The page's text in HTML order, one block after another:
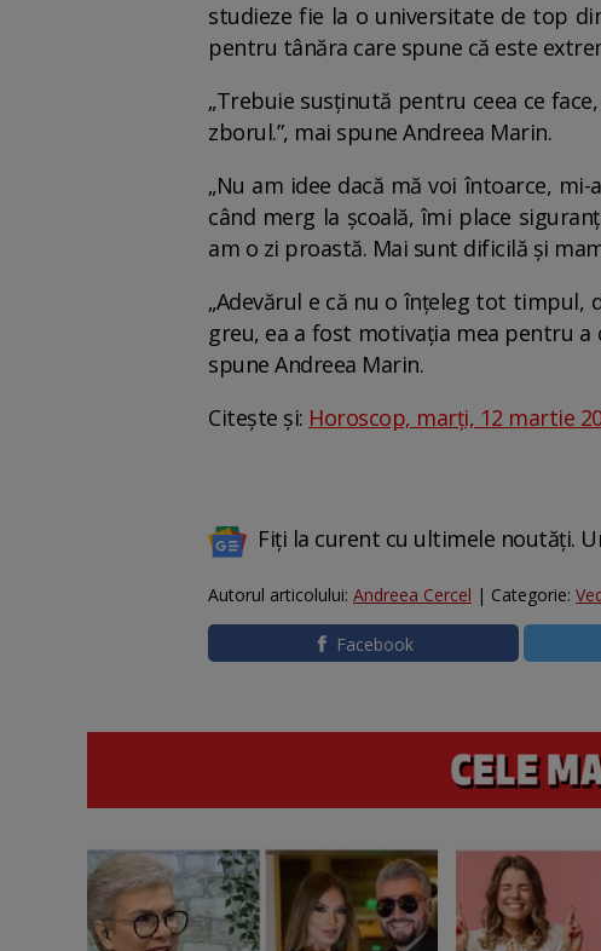
studieze fie la o universitate de top
pentru tânăra care spune că este
„Trebuie susținută pentru ceea ce
zborul.”, mai spune Andreea Marin.
„Nu am idee dacă mă voi întoarce,
când merg la școală, îmi place
am o zi proastă. Mai sunt dificilă și
„Adevărul e că nu o înțeleg tot timpul,
greu, ea a fost motivația mea pentru
spune Andreea Marin.
Citește și: Horoscop, marți, 12 martie
Fiți la curent cu ultimele noutăți.
Autorul articolului: Andreea Cercel | Categorie:
Facebook